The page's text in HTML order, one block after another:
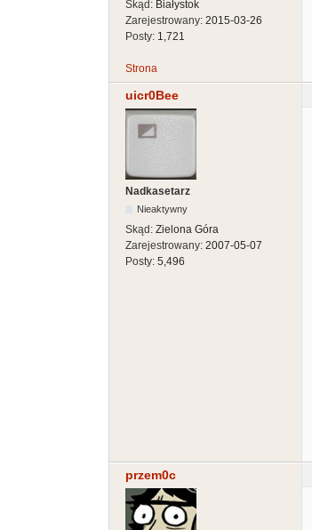
Skąd: Białystok
Zarejestrowany: 2015-03-26
Posty: 1,721
Strona
uicr0Bee
Nadkasetarz
Nieaktywny
Skąd: Zielona Góra
Zarejestrowany: 2007-05-07
Posty: 5,496
przem0c